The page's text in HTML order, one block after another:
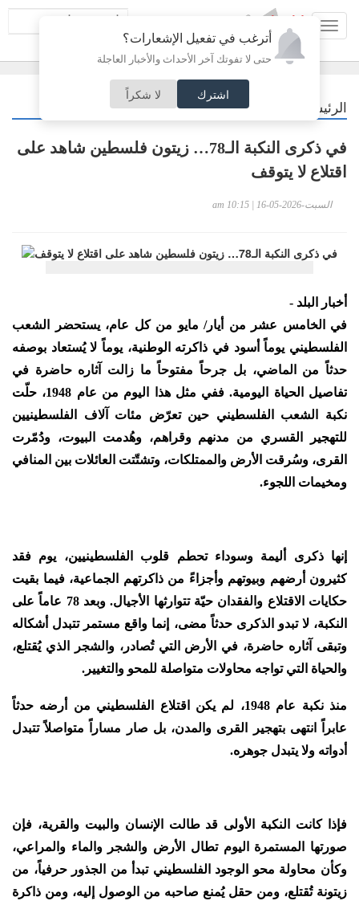
أترغب في تفعيل الإشعارات؟
حتى لا تفوتك آخر الأحداث والأخبار العاجلة
اشترك لا شكراً
الرئيسية عربي دولي
في ذكرى النكبة الـ78… زيتون فلسطين شاهد على
اقتلاع لا يتوقف
السبت-2026-05-16 | 10:15 am
أخبار البلد -
في الخامس عشر من أيار/ مايو من كل عام، يستحضر الشعب
الفلسطيني يوماً أسود في ذاكرته الوطنية، يوماً لا يُستعاد بوصفه
حدثاً من الماضي، بل جرحاً مفتوحاً ما زالت آثاره حاضرة في
تفاصيل الحياة اليومية. ففي مثل هذا اليوم من عام 1948، حلّت
نكبة الشعب الفلسطيني حين تعرّض مئات آلاف الفلسطينيين
للتهجير القسري من مدنهم وقراهم، وهُدمت البيوت، ودُمّرت
القرى، وسُرقت الأرض والممتلكات، وتشتّتت العائلات بين المنافي
ومخيمات اللجوء.
إنها ذكرى أليمة وسوداء تحطم قلوب الفلسطينيين، يوم فقد
كثيرون أرضهم وبيوتهم وأجزاءً من ذاكرتهم الجماعية، فيما بقيت
حكايات الاقتلاع والفقدان حيّة تتوارثها الأجيال. وبعد 78 عاماً على
النكبة، لا تبدو الذكرى حدثاً مضى، إنما واقع مستمر تتبدل أشكاله
وتبقى آثاره حاضرة، في الأرض التي تُصادر، والشجر الذي يُقتلع،
والحياة التي تواجه محاولات متواصلة للمحو والتغيير.
منذ نكبة عام 1948، لم يكن اقتلاع الفلسطيني من أرضه حدثاً
عابراً انتهى بتهجير القرى والمدن، بل صار مساراً متواصلاً تتبدل
أدواته ولا يتبدل جوهره.
فإذا كانت النكبة الأولى قد طالت الإنسان والبيت والقرية، فإن
صورتها المستمرة اليوم تطال الأرض والشجر والماء والمراعي،
وكأن محاولة محو الوجود الفلسطيني تبدأ من الجذور حرفياً، من
زيتونة تُقتلع، ومن حقل يُمنع صاحبه من الوصول إليه، ومن ذاكرة